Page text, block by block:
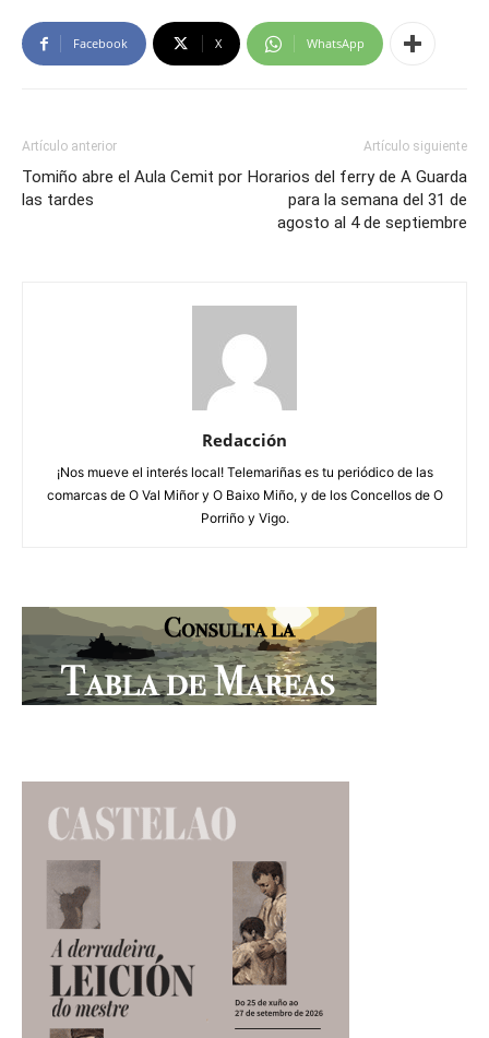
Facebook X WhatsApp
Artículo anterior
Tomiño abre el Aula Cemit por
las tardes
Artículo siguiente
Horarios del ferry de A Guarda
para la semana del 31 de
agosto al 4 de septiembre
Redacción
¡Nos mueve el interés local! Telemariñas es tu periódico de las
comarcas de O Val Miñor y O Baixo Miño, y de los Concellos de O
Porriño y Vigo.